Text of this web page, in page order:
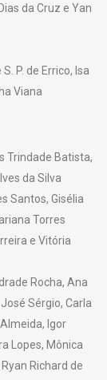
da Cruz e Yan
P. de Errico, Isa
Viana
Trindade Batista,
da Silva
Santos, Gisélia
Torres
e Vitória
Rocha, Ana
Sérgio, Carla
Igor
Lopes, Mônica
Richard de